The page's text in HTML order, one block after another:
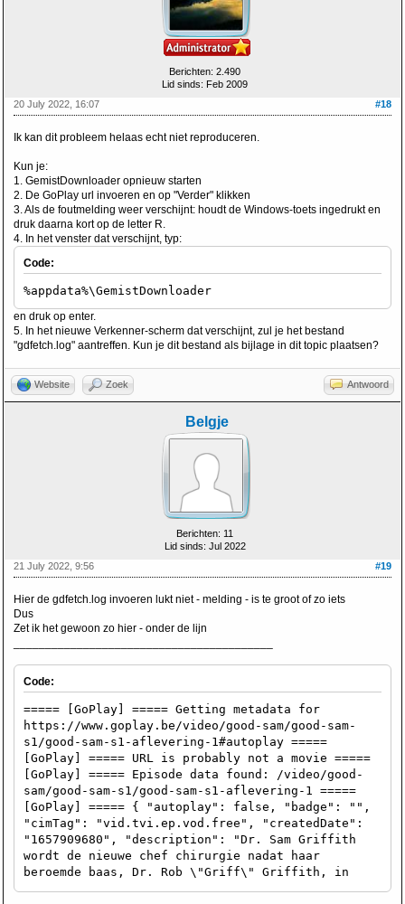
Berichten: 2.490
Lid sinds: Feb 2009
#18
20 July 2022, 16:07
Ik kan dit probleem helaas echt niet reproduceren.
Kun je:
1. GemistDownloader opnieuw starten
2. De GoPlay url invoeren en op "Verder" klikken
3. Als de foutmelding weer verschijnt: houdt de Windows-toets ingedrukt en
druk daarna kort op de letter R.
4. In het venster dat verschijnt, typ:
Code:
%appdata%\GemistDownloader
en druk op enter.
5. In het nieuwe Verkenner-scherm dat verschijnt, zul je het bestand
"gdfetch.log" aantreffen. Kun je dit bestand als bijlage in dit topic plaatsen?
Website Zoek Antwoord
Belgje
Berichten: 11
Lid sinds: Jul 2022
#19
21 July 2022, 9:56
Hier de gdfetch.log invoeren lukt niet - melding - is te groot of zo iets
Dus
Zet ik het gewoon zo hier - onder de lijn
Code:
===== [GoPlay] ===== Getting metadata for
https://www.goplay.be/video/good-sam/good-sam-
s1/good-sam-s1-aflevering-1#autoplay =====
[GoPlay] ===== URL is probably not a movie =====
[GoPlay] ===== Episode data found: /video/good-
sam/good-sam-s1/good-sam-s1-aflevering-1 =====
[GoPlay] ===== { "autoplay": false, "badge": "",
"cimTag": "vid.tvi.ep.vod.free", "createdDate":
"1657909680", "description": "Dr. Sam Griffith
wordt de nieuwe chef chirurgie nadat haar
beroemde baas, Dr. Rob \"Griff\" Griffith, in
coma is beland.", "duration": 2442, "embedCta":